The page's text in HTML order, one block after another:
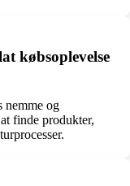
købsoplevelse
nemme og
finde produkter,